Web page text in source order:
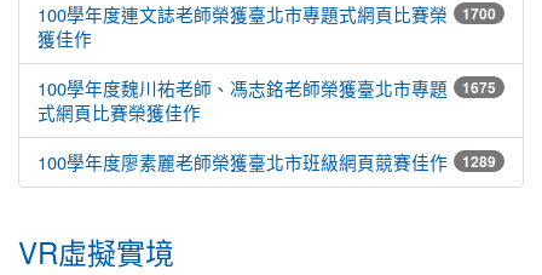
1700
100學年度連文誌老師榮獲臺北市專題式網頁比賽榮
獲佳作
1675
100學年度魏川祐老師、馮志銘老師榮獲臺北市專題
式網頁比賽榮獲佳作
1289
100學年度廖素麗老師榮獲臺北市班級網頁競賽佳作
VR虛擬實境